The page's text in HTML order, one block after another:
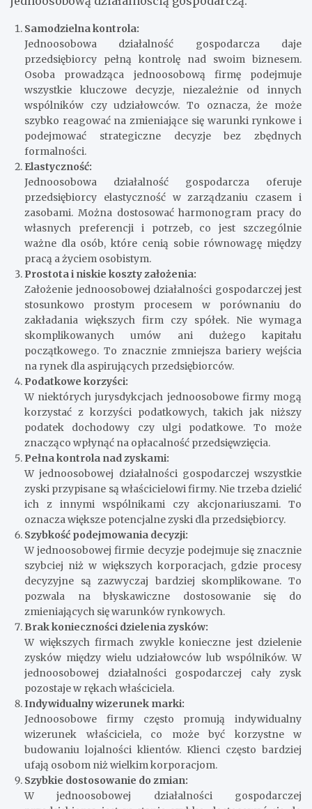
Samodzielna kontrola:
Jednoosobowa działalność gospodarcza daje
przedsiębiorcy pełną kontrolę nad swoim biznesem.
Osoba prowadząca jednoosobową firmę podejmuje
wszystkie kluczowe decyzje, niezależnie od innych
wspólników czy udziałowców. To oznacza, że może
szybko reagować na zmieniające się warunki rynkowe i
podejmować strategiczne decyzje bez zbędnych
formalności.
Elastyczność:
Jednoosobowa działalność gospodarcza oferuje
przedsiębiorcy elastyczność w zarządzaniu czasem i
zasobami. Można dostosować harmonogram pracy do
własnych preferencji i potrzeb, co jest szczególnie
ważne dla osób, które cenią sobie równowagę między
pracą a życiem osobistym.
Prostota i niskie koszty założenia:
Założenie jednoosobowej działalności gospodarczej jest
stosunkowo prostym procesem w porównaniu do
zakładania większych firm czy spółek. Nie wymaga
skomplikowanych umów ani dużego kapitału
początkowego. To znacznie zmniejsza bariery wejścia
na rynek dla aspirujących przedsiębiorców.
Podatkowe korzyści:
W niektórych jurysdykcjach jednoosobowe firmy mogą
korzystać z korzyści podatkowych, takich jak niższy
podatek dochodowy czy ulgi podatkowe. To może
znacząco wpłynąć na opłacalność przedsięwzięcia.
Pełna kontrola nad zyskami:
W jednoosobowej działalności gospodarczej wszystkie
zyski przypisane są właścicielowi firmy. Nie trzeba dzielić
ich z innymi wspólnikami czy akcjonariuszami. To
oznacza większe potencjalne zyski dla przedsiębiorcy.
Szybkość podejmowania decyzji:
W jednoosobowej firmie decyzje podejmuje się znacznie
szybciej niż w większych korporacjach, gdzie procesy
decyzyjne są zazwyczaj bardziej skomplikowane. To
pozwala na błyskawiczne dostosowanie się do
zmieniających się warunków rynkowych.
Brak konieczności dzielenia zysków:
W większych firmach zwykle konieczne jest dzielenie
zysków między wielu udziałowców lub wspólników. W
jednoosobowej działalności gospodarczej cały zysk
pozostaje w rękach właściciela.
Indywidualny wizerunek marki:
Jednoosobowe firmy często promują indywidualny
wizerunek właściciela, co może być korzystne w
budowaniu lojalności klientów. Klienci często bardziej
ufają osobom niż wielkim korporacjom.
Szybkie dostosowanie do zmian:
W jednoosobowej działalności gospodarczej